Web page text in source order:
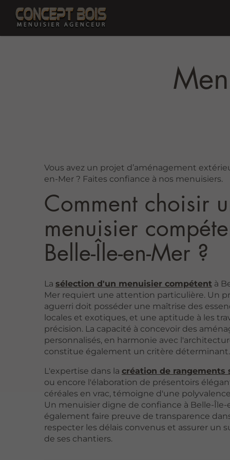
Vous avez un projet d’aménagement
en-Mer ? Faites confiance à nos menuisiers.
Comment choisir
menuisier
Belle-Île-en-Mer ?
La sélection d'un menuisier compétentà
Mer requiert une attention particulière. Un
aguerri doit posséder une maîtrise des
locales et exotiques, et une aptitude à les
précision. La capacité à concevoir des
personnalisés, en harmonie avec
constitue également un critère déterminant.
L'expertise dans la création de rangements
ou encore l'élaboration de présentoirs
céréales en vrac, témoigne d'une
Un menuisier digne de confiance à Belle-
également faire preuve de transparence
respecter les délais convenus et assurer un
de ses chantiers.